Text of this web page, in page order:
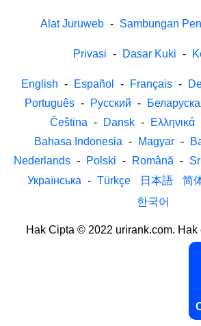
Alat Juruweb - Sambungan
Privasi - Dasar Kuki -
English - Español - Français -
Português - Русский -
Čeština - Dansk - Ελληνικά
Bahasa Indonesia - Magyar -
Nederlands - Polski - Română -
Українська - Türkçe 日本語 简
한국어
Hak Cipta © 2022 urirank.com. Hak